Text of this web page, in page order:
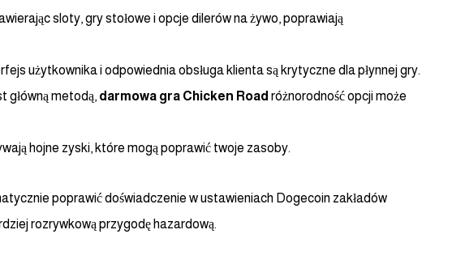
sloty, gry stołowe i opcje dilerów na żywo, poprawiają
użytkownika i odpowiednia obsługa klienta są krytyczne dla płynnej gry.
główną metodą, darmowa gra Chicken Road różnorodność opcji może
hojne zyski, które mogą poprawić twoje zasoby.
poprawić doświadczenie w ustawieniach Dogecoin zakładów
rozrywkową przygodę hazardową.